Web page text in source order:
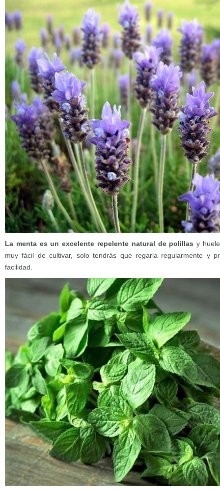
La menta es un excelente repelente natural de polillasy
muy fácil de cultivar, solo tendrás que regarla regularmente y
facilidad.